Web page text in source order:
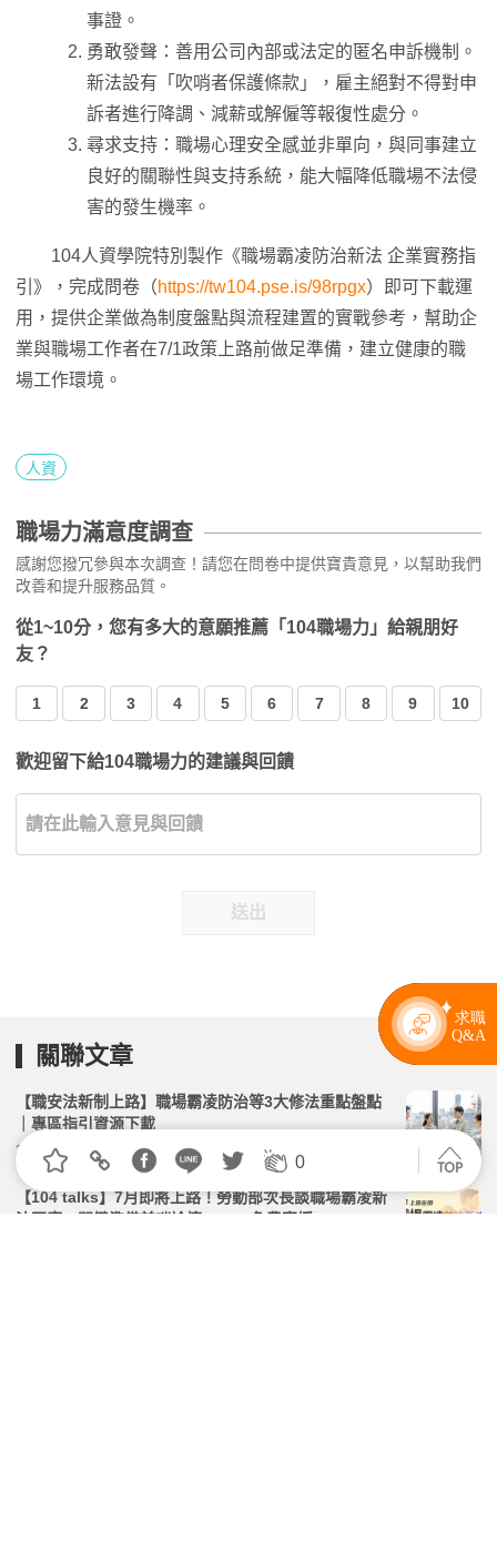
事證。
勇敢發聲：善用公司內部或法定的匿名申訴機制。
新法設有「吹哨者保護條款」，雇主絕對不得對申
訴者進行降調、減薪或解僱等報復性處分。
尋求支持：職場心理安全感並非單向，與同事建立
良好的關聯性與支持系統，能大幅降低職場不法侵
害的發生機率。
104人資學院特別製作《職場霸凌防治新法 企業實務指
引》，完成問卷（https://tw104.pse.is/98rpgx）即可下載運
用，提供企業做為制度盤點與流程建置的實戰參考，幫助企
業與職場工作者在7/1政策上路前做足準備，建立健康的職
場工作環境。
人資
職場力滿意度調查
感謝您撥冗參與本次調查！請您在問卷中提供寶貴意見，以幫助我們
改善和提升服務品質。
從1~10分，您有多大的意願推薦「104職場力」給親朋好
友？
1 2 3 4 5 6 7 8 9 10
歡迎留下給104職場力的建議與回饋
送出
0
關聯文章
【職安法新制上路】職場霸凌防治等3大修法重點盤點
｜專區指引資源下載
2026.07.01 | 104小編 | 2409觀看數
【104 talks】7月即將上路！勞動部次長談職場霸凌新
法因應，關鍵準備前哨論壇 | 6/23 免費直播